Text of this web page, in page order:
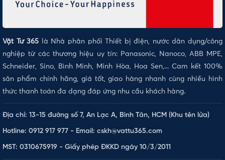
Vật Tư 365 là Nhà phân phối Thiết bị điện, nước dân dụng/công
nghiệp từ các thương hiệu uy tín: Panasonic, Nanoco, ABB MPE,
Schneider, Sino, Bình Minh, Minh Hòa, Hoa Sen,... Cam kết 100%
sản phẩm chính hãng, giá tốt, giao hàng nhanh cùng nhiều hình
thức thanh toán đa dạng đáp ứng nhu cầu khách hàng.
Địa chỉ: 13-15 đường số 7, An Lạc A, Bình Tân, HCM (Khu tên lửa)
Hotline: 0912 917 977 - Email: cskh@vattu365.com
MST: 0310675919 - Giấy phép ĐKKD ngày 10/3/2011